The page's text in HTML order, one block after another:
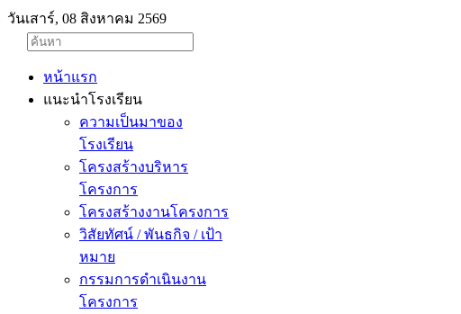
วันเสาร์, 08 สิงหาคม 2569
หน้าแรก
แนะนำโรงเรียน
ความเป็นมาของ
โรงเรียน
โครงสร้างบริหาร
โครงการ
โครงสร้างงานโครงการ
วิสัยทัศน์ / พันธกิจ / เป้า
หมาย
กรรมการดำเนินงาน
โครงการ